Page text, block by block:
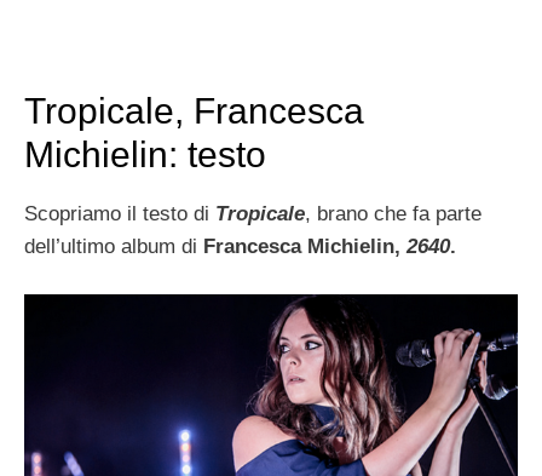
Tropicale, Francesca
Michielin: testo
Scopriamo il testo di Tropicale, brano che fa parte
dell’ultimo album di Francesca Michielin,2640.